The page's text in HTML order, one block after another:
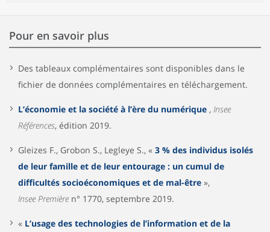
Pour en savoir plus
Des tableaux complémentaires sont disponibles dans le
fichier de données complémentaires en téléchargement.
L’économie et la société à l’ère du numérique , Insee
Références, édition 2019.
Gleizes F., Grobon S., Legleye S., « 3 % des individus isolés
de leur famille et de leur entourage : un cumul de
difficultés socioéconomiques et de mal-être »,
Insee Première n° 1770, septembre 2019.
« L’usage des technologies de l’information et de la